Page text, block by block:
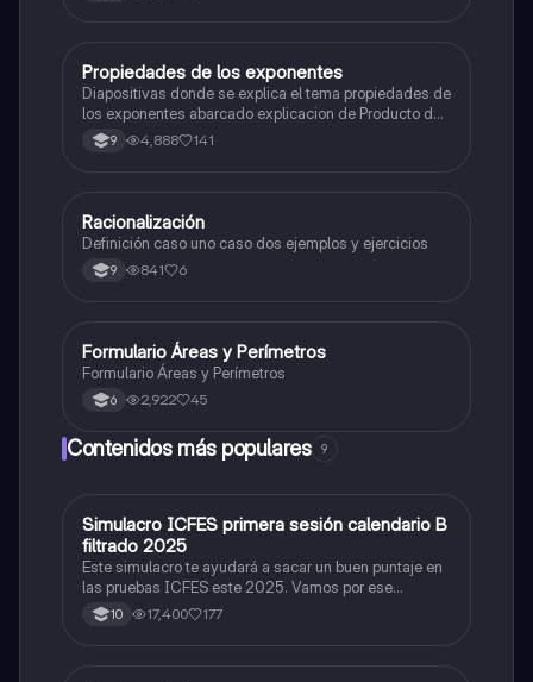
Matemáticas
Propiedades de los exponentes
Diapositivas donde se explica el tema propiedades de
los exponentes abarcado explicacion de Producto de
potencias,Cociente de potencias,Potencia de una
potencia,Potencia de un producto,Potencia de un
9 4,888 141
Matemáticas
Racionalización
Definición caso uno caso dos ejemplos y ejercicios
9 841 6
Matemáticas
Formulario Áreas y Perímetros
Formulario Áreas y Perímetros
6 2,922 45
Contenidos más populares 9
ICFES: Matemáticas
Simulacro ICFES primera sesión calendario B
filtrado 2025
Este simulacro te ayudará a sacar un buen puntaje en
las pruebas ICFES este 2025. Vamos por ese
500/500. Y poder ser admitido en la universidad que
quieras, estudiar la carrera que quieres y no la que te
10 17,400 177